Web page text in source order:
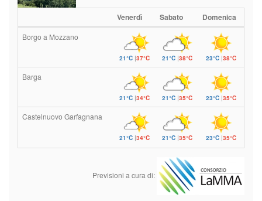
Venerdì Sabato Domenica
Borgo a Mozzano
21°C|37°C 21°C|38°C 23°C |38°C
Barga
21°C|34°C 21°C|35°C 23°C |35°C
Castelnuovo Garfagnana
21°C|34°C 21°C|35°C 23°C |35°C
Previsioni a cura di: